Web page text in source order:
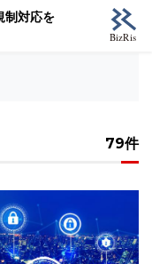
制対応を
79件